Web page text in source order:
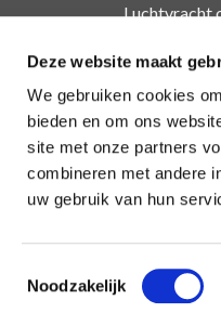
Deze website maakt
We gebruiken cookies
bieden en om ons
site met onze partners
combineren met andere
uw gebruik van hun
Toestemmingsselectie
Noodzakelijk
Luchtvracht
Overige